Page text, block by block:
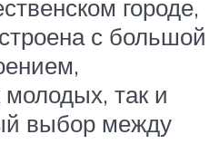
городе,
с большой
молодых, так и
выбор между